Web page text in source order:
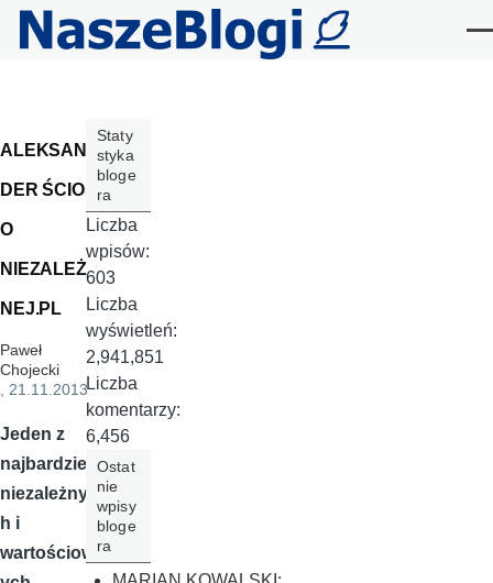
Przejdź do treści
ALEKSAN
DER ŚCIOS
O
NIEZALEŻ
NEJ.PL
Paweł
Chojecki
, 21.11.2013
Jeden z
najbardziej
niezależnyc
h i
wartościow
Staty
styka
bloge
ra
Liczba
wpisów:
603
Liczba
wyświetleń:
2,941,851
Liczba
komentarzy:
6,456
Ostat
nie
wpisy
bloge
ra